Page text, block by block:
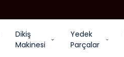
Dikiş
Makinesi
Yedek
Parçalar